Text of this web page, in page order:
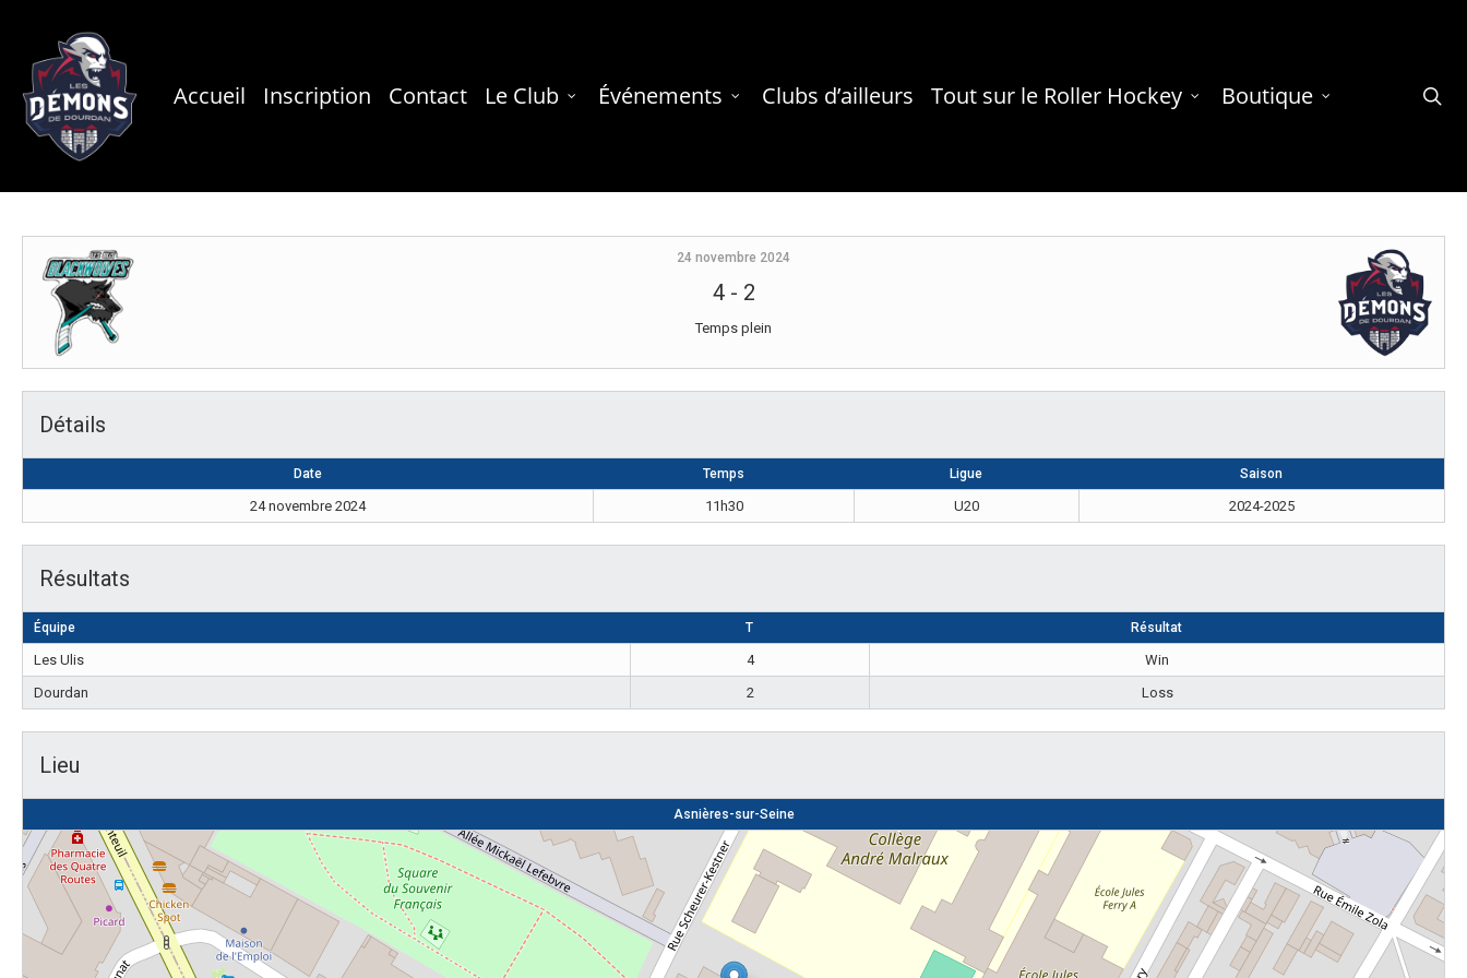
main
content
Accueil Inscription Contact Le Club Événements Clubs d’ailleurs Tout sur le Roller Hockey Boutique
24 novembre 2024
4- 2
Temps plein
Détails
Date Temps Ligue Saison
24 novembre 2024 11h30 U20 2024-2025
Résultats
Équipe T Résultat
Les Ulis 4
Win
Dourdan
2 Loss
Lieu
Asnières-sur-Seine